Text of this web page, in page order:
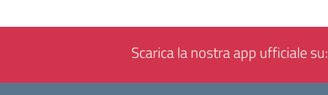
Scarica la nostra app ufficiale su: